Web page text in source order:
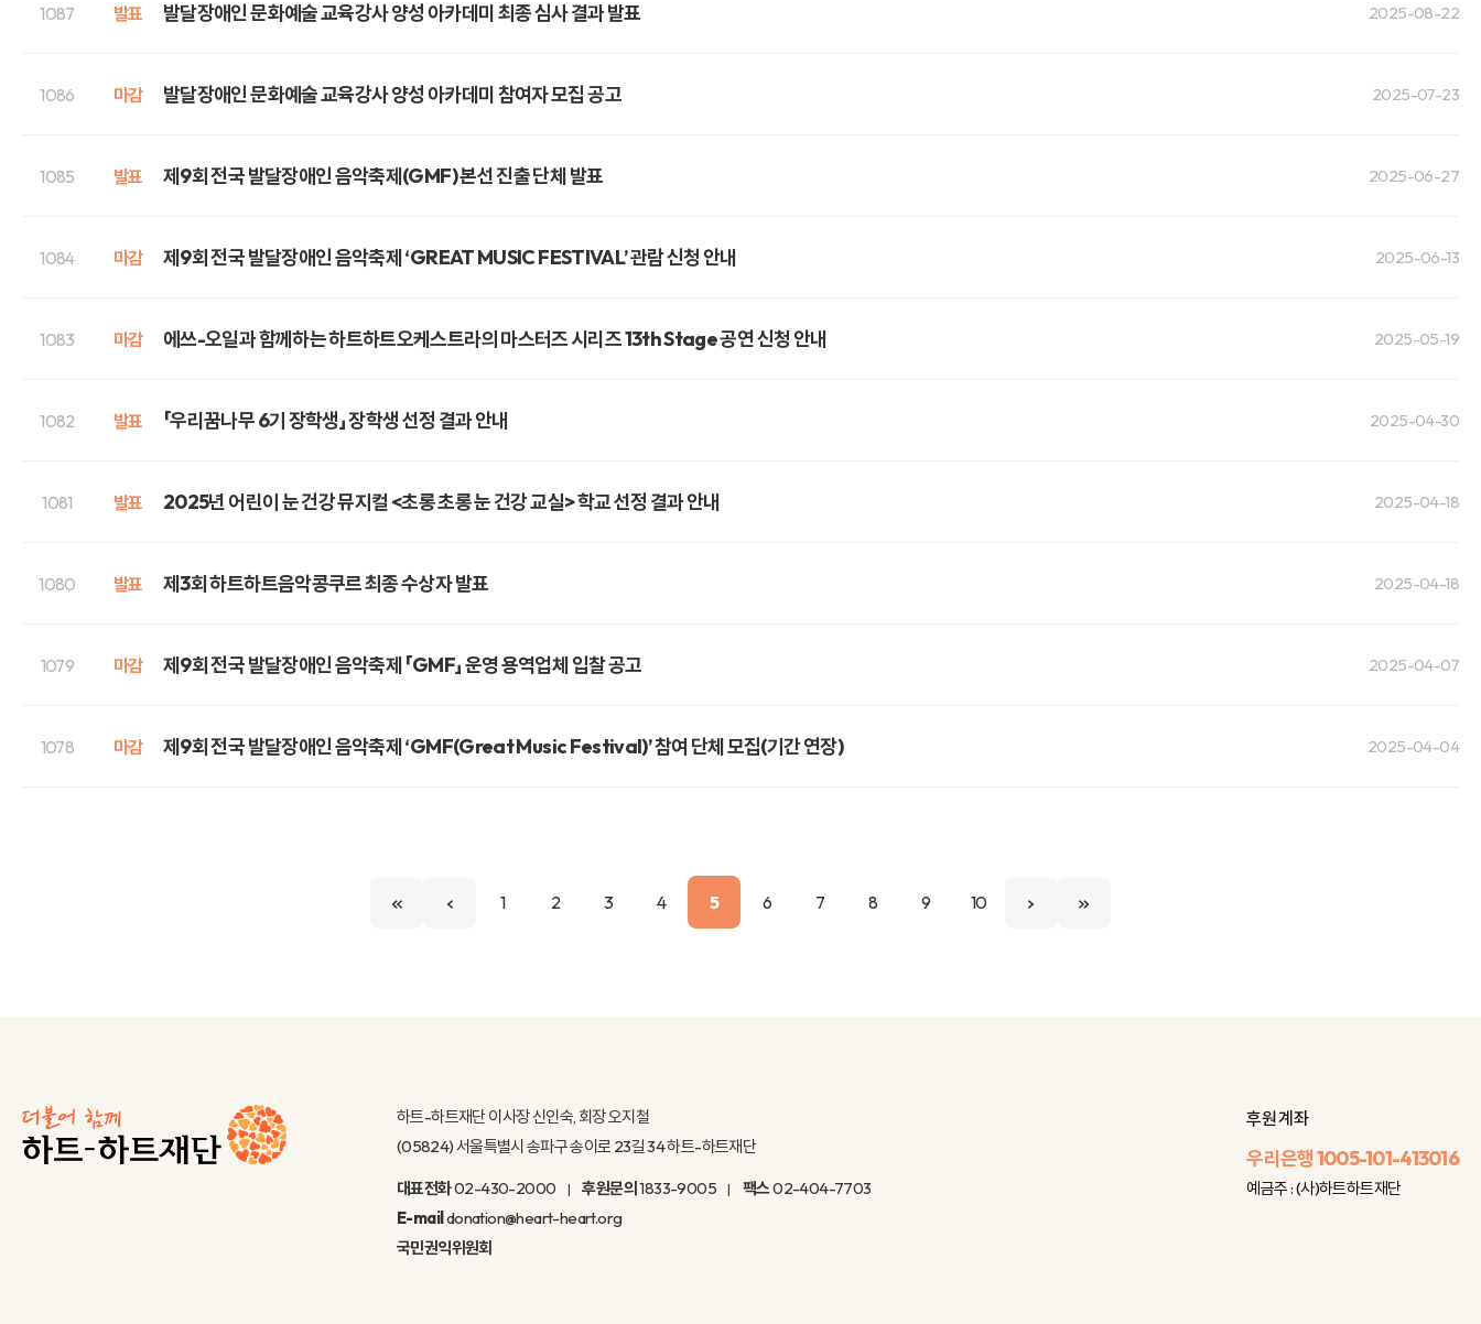
1087 발표 발달장애인 문화예술 교육강사 양성 아카데미 최종 심사 결과 발표 2025-08-22
1086 마감 발달장애인 문화예술 교육강사 양성 아카데미 참여자 모집 공고 2025-07-23
1085 발표 제9회 전국 발달장애인 음악축제(GMF) 본선 진출 단체 발표 2025-06-27
1084 마감 제9회 전국 발달장애인 음악축제 ‘GREAT MUSIC FESTIVAL’ 관람 신청 안내 2025-06-13
1083 마감 에쓰-오일과 함께하는 하트하트오케스트라의 마스터즈 시리즈 13th Stage 공연 신청 안내 2025-05-19
1082 발표 「우리꿈나무 6기 장학생」 장학생 선정 결과 안내 2025-04-30
1081 발표 2025년 어린이 눈 건강 뮤지컬 <초롱 초롱 눈 건강 교실> 학교 선정 결과 안내 2025-04-18
1080 발표 제3회 하트하트음악콩쿠르 최종 수상자 발표 2025-04-18
1079 마감 제9회 전국 발달장애인 음악축제 「GMF」 운영 용역업체 입찰 공고 2025-04-07
1078 마감 제9회 전국 발달장애인 음악축제 ‘GMF(Great Music Festival)’ 참여 단체 모집(기간 연장) 2025-04-04
1 2 3 4 5 6 7 8 9 10
하트-하트재단 이사장 신인숙, 회장 오지철
(05824) 서울특별시 송파구 송이로 23길 34 하트-하트재단
대표전화02-430-2000 후원문의1833-9005 팩스02-404-7703
E-maildonation@heart-heart.org
국민권익위원회
후원 계좌
우리은행1005-101-413016
예금주 : (사)하트하트재단